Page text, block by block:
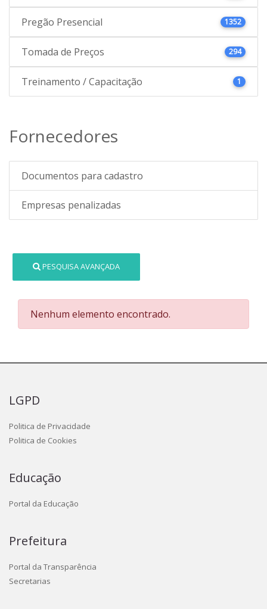
Pregão Presencial 1352
Tomada de Preços 294
Treinamento / Capacitação 1
Fornecedores
Documentos para cadastro
Empresas penalizadas
PESQUISA AVANÇADA
Nenhum elemento encontrado.
LGPD
Politica de Privacidade
Politica de Cookies
Educação
Portal da Educação
Prefeitura
Portal da Transparência
Secretarias